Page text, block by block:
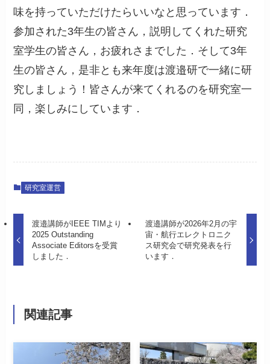
味を持っていただけたらいいなと思っています．
参加された3年生の皆さん，説明してくれた研究
室学生の皆さん，お疲れさまでした．そして3年
生の皆さん，是非とも来年度は渡邉研で一緒に研
究しましょう！皆さんが来てくれるのを研究室一
同，楽しみにしています．
研究室運営
渡邉講師がIEEE TIMより
2025 Outstanding
Associate Editorsを受賞
しました．
渡邉講師が2026年2月の宇
宙・航行エレクトロニク
ス研究会で研究発表を行
います．
関連記事